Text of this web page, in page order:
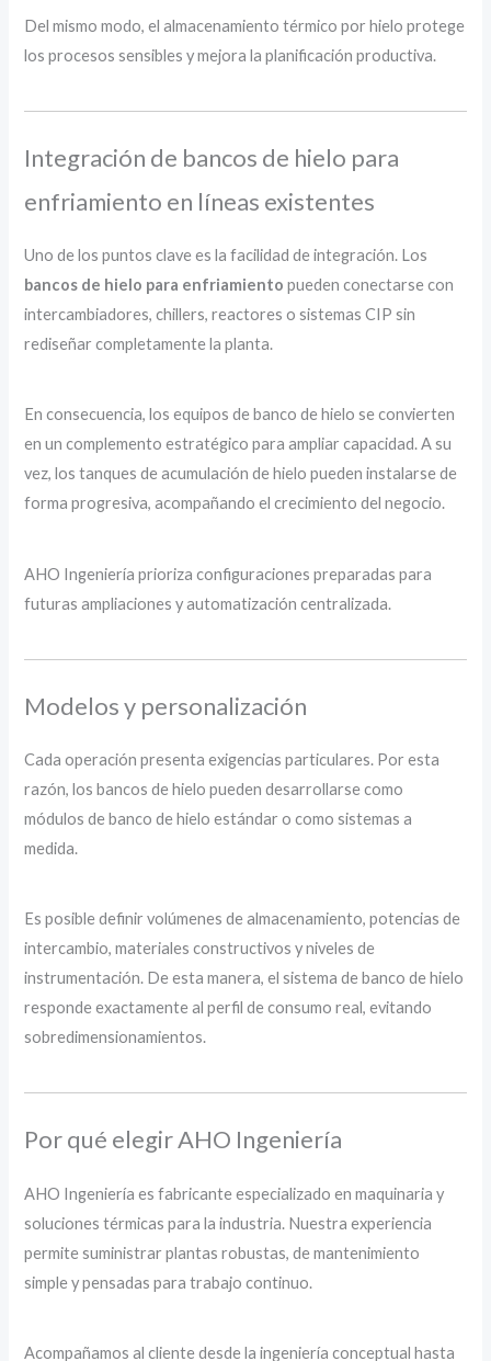
Del mismo modo, el almacenamiento térmico por hielo protege
los procesos sensibles y mejora la planificación productiva.
Integración de bancos de hielo para
enfriamiento en líneas existentes
Uno de los puntos clave es la facilidad de integración. Los
bancos de hielo para enfriamiento pueden conectarse con
intercambiadores, chillers, reactores o sistemas CIP sin
rediseñar completamente la planta.
En consecuencia, los equipos de banco de hielo se convierten
en un complemento estratégico para ampliar capacidad. A su
vez, los tanques de acumulación de hielo pueden instalarse de
forma progresiva, acompañando el crecimiento del negocio.
AHO Ingeniería prioriza configuraciones preparadas para
futuras ampliaciones y automatización centralizada.
Modelos y personalización
Cada operación presenta exigencias particulares. Por esta
razón, los bancos de hielo pueden desarrollarse como
módulos de banco de hielo estándar o como sistemas a
medida.
Es posible definir volúmenes de almacenamiento, potencias de
intercambio, materiales constructivos y niveles de
instrumentación. De esta manera, el sistema de banco de hielo
responde exactamente al perfil de consumo real, evitando
sobredimensionamientos.
Por qué elegir AHO Ingeniería
AHO Ingeniería es fabricante especializado en maquinaria y
soluciones térmicas para la industria. Nuestra experiencia
permite suministrar plantas robustas, de mantenimiento
simple y pensadas para trabajo continuo.
Acompañamos al cliente desde la ingeniería conceptual hasta